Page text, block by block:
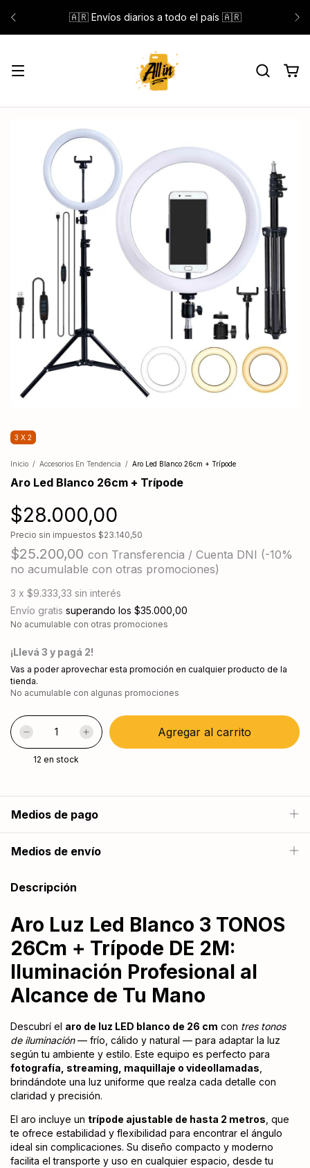
🇦🇷 Envíos diarios a todo el país 🇦🇷
3 X 2
Inicio / Accesorios En Tendencia / Aro Led Blanco 26cm + Trípode
Aro Led Blanco 26cm + Trípode
$28.000,00
Precio sin impuestos $23.140,50
$25.200,00 con Transferencia / Cuenta DNI (-10%
no acumulable con otras promociones)
3 x $9.333,33 sin interés
Envío gratis superando los $35.000,00
No acumulable con otras promociones
¡Llevá 3 y pagá 2!
Vas a poder aprovechar esta promoción en cualquier producto de la
tienda.
No acumulable con algunas promociones
12 en stock
Medios de pago
Medios de envío
Descripción
Aro Luz Led Blanco 3 TONOS
26Cm + Trípode DE 2M:
Iluminación Profesional al
Alcance de Tu Mano
Descubrí el aro de luz LED blanco de 26 cm con tres tonos
de iluminación— frío, cálido y natural — para adaptar la luz
según tu ambiente y estilo. Este equipo es perfecto para
fotografía, streaming, maquillaje o videollamadas,
brindándote una luz uniforme que realza cada detalle con
claridad y precisión.
El aro incluye un trípode ajustable de hasta 2 metros, que
te ofrece estabilidad y flexibilidad para encontrar el ángulo
ideal sin complicaciones. Su diseño compacto y moderno
facilita el transporte y uso en cualquier espacio, desde tu